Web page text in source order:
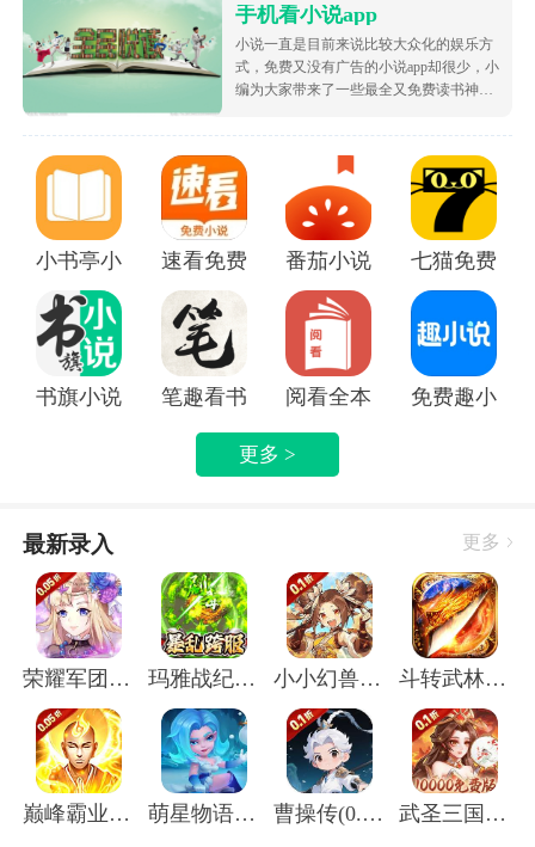
手机看小说app
小说一直是目前来说比较大众化的娱乐方
式，免费又没有广告的小说app却很少，小
编为大家带来了一些最全又免费读书神
小说资源，都很根据市场受欢迎的热度为
大家排序的哦，致力于带给大家好用的追
书软件！
小书亭小说 速看免费小说app番茄小说免费版下载安装
七猫免费阅
书旗小说APP笔趣看书小说app阅看全本免费小说APP
免费趣小说
更多 >
最新录入 更多
荣耀军团(0.05折主宰天命) 玛雅战纪(屠魔沉默专属) 小小幻兽录(虎踞中原0.1折) 斗转武林(圣金专属单职业)
巅峰霸业(封神榜0.05折) 萌星物语(登录送5星英雄) 曹操传(0.1折送终身元宝卡) 武圣三国(0.1无限代金免费版)